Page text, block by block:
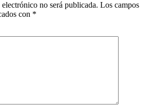
no será publicada. Los campos
con *